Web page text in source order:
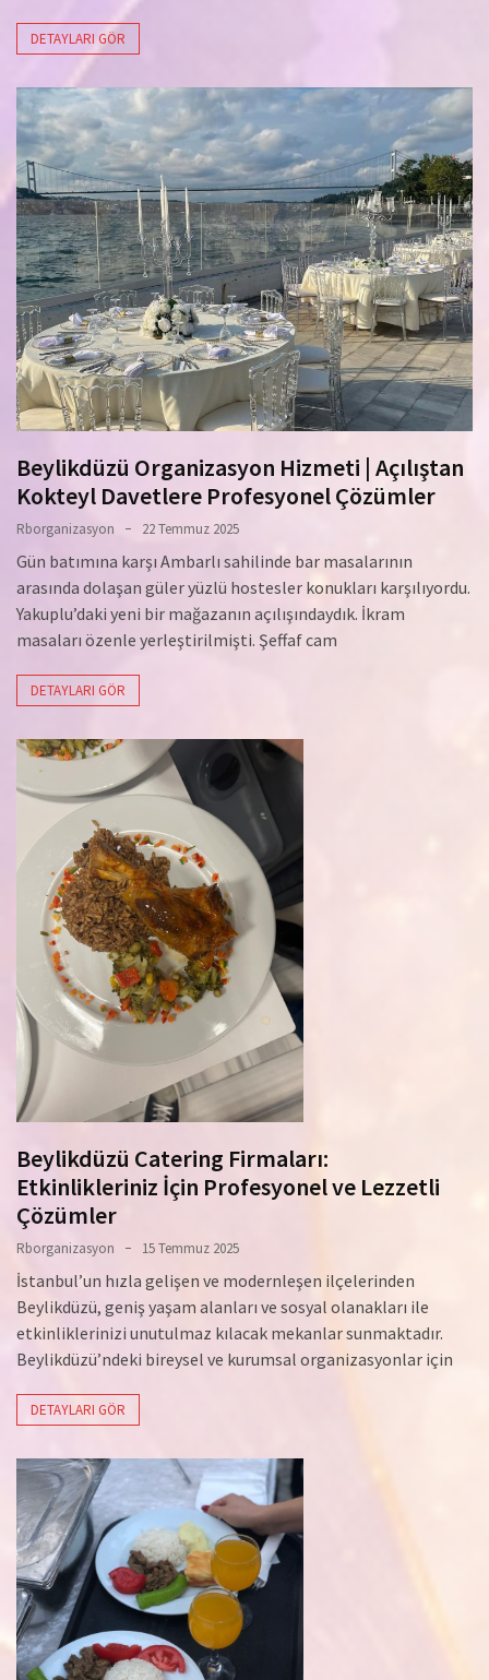
DETAYLARI GÖR
Beylikdüzü Organizasyon Hizmeti | Açılıştan
Kokteyl Davetlere Profesyonel Çözümler
Rborganizasyon 22 Temmuz 2025
Gün batımına karşı Ambarlı sahilinde bar masalarının
arasında dolaşan güler yüzlü hostesler konukları karşılıyordu.
Yakuplu’daki yeni bir mağazanın açılışındaydık. İkram
masaları özenle yerleştirilmişti. Şeffaf cam
DETAYLARI GÖR
Beylikdüzü Catering Firmaları:
Etkinlikleriniz İçin Profesyonel ve Lezzetli
Çözümler
Rborganizasyon 15 Temmuz 2025
İstanbul’un hızla gelişen ve modernleşen ilçelerinden
Beylikdüzü, geniş yaşam alanları ve sosyal olanakları ile
etkinliklerinizi unutulmaz kılacak mekanlar sunmaktadır.
Beylikdüzü’ndeki bireysel ve kurumsal organizasyonlar için
DETAYLARI GÖR